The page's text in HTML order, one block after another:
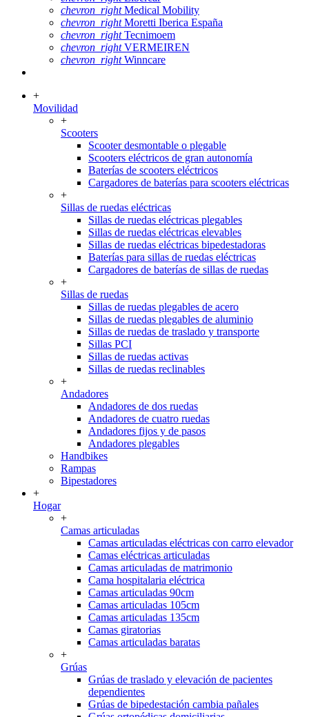
chevron_rightMedical Mobility
chevron_rightMoretti Iberica España
chevron_rightTecnimoem
chevron_rightVERMEIREN
chevron_rightWinncare
+
Movilidad
+
Scooters
Scooter desmontable o plegable
Scooters eléctricos de gran autonomía
Baterías de scooters eléctricos
Cargadores de baterías para scooters eléctricas
+
Sillas de ruedas eléctricas
Sillas de ruedas eléctricas plegables
Sillas de ruedas eléctricas elevables
Sillas de ruedas eléctricas bipedestadoras
Baterías para sillas de ruedas eléctricas
Cargadores de baterías de sillas de ruedas
+
Sillas de ruedas
Sillas de ruedas plegables de acero
Sillas de ruedas plegables de aluminio
Sillas de ruedas de traslado y transporte
Sillas PCI
Sillas de ruedas activas
Sillas de ruedas reclinables
+
Andadores
Andadores de dos ruedas
Andadores de cuatro ruedas
Andadores fijos y de pasos
Andadores plegables
Handbikes
Rampas
Bipestadores
+
Hogar
+
Camas articuladas
Camas articuladas eléctricas con carro elevador
Camas eléctricas articuladas
Camas articuladas de matrimonio
Cama hospitalaria eléctrica
Camas articuladas 90cm
Camas articuladas 105cm
Camas articuladas 135cm
Camas giratorias
Camas articuladas baratas
+
Grúas
Grúas de traslado y elevación de pacientes
dependientes
Grúas de bipedestación cambia pañales